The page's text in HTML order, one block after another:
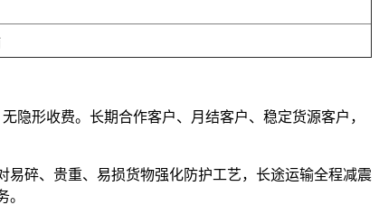
隐形收费。长期合作客户、月结客户、稳定货源客户，
碎、贵重、易损货物强化防护工艺，长途运输全程减震